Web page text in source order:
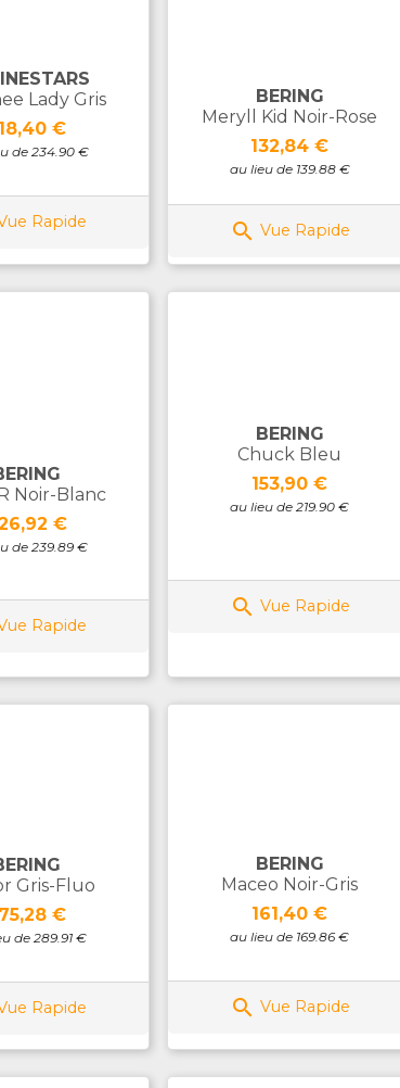
Lady Gris
€
de 234.90 €
Rapide
BERING
Meryll Kid Noir-Rose
Prix
132,84 €
au lieu de 139.88 €
 Vue Rapide
Noir-Blanc
€
de 239.89 €
Rapide
BERING
Chuck Bleu
Prix
153,90 €
au lieu de 219.90 €
 Vue Rapide
Gris-Fluo
€
de 289.91 €
Rapide
BERING
Maceo Noir-Gris
Prix
161,40 €
au lieu de 169.86 €
 Vue Rapide